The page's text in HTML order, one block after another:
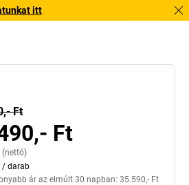
itt
Ft
Ft
(nettó)
/ darab
ár az elmúlt 30 napban: 35.590,- Ft